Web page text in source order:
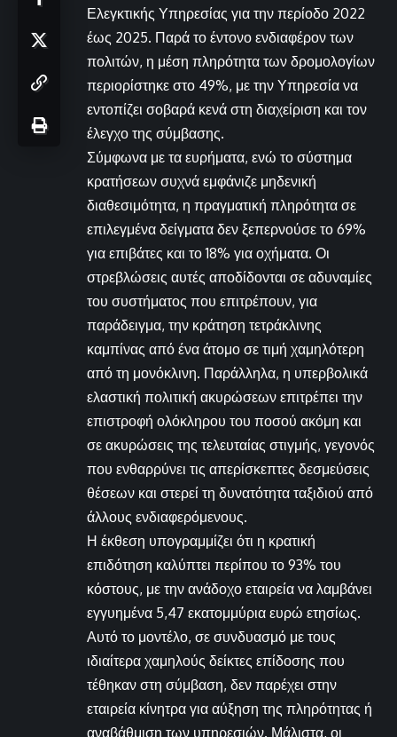
Ελεγκτικής Υπηρεσίας για την περίοδο 2022
έως 2025. Παρά το έντονο ενδιαφέρον των
πολιτών, η μέση πληρότητα των δρομολογίων
περιορίστηκε στο 49%, με την Υπηρεσία να
εντοπίζει σοβαρά κενά στη διαχείριση και τον
έλεγχο της σύμβασης.
Σύμφωνα με τα ευρήματα, ενώ το σύστημα
κρατήσεων συχνά εμφάνιζε μηδενική
διαθεσιμότητα, η πραγματική πληρότητα σε
επιλεγμένα δείγματα δεν ξεπερνούσε το 69%
για επιβάτες και το 18% για οχήματα. Οι
στρεβλώσεις αυτές αποδίδονται σε αδυναμίες
του συστήματος που επιτρέπουν, για
παράδειγμα, την κράτηση τετράκλινης
καμπίνας από ένα άτομο σε τιμή χαμηλότερη
από τη μονόκλινη. Παράλληλα, η υπερβολικά
ελαστική πολιτική ακυρώσεων επιτρέπει την
επιστροφή ολόκληρου του ποσού ακόμη και
σε ακυρώσεις της τελευταίας στιγμής, γεγονός
που ενθαρρύνει τις απερίσκεπτες δεσμεύσεις
θέσεων και στερεί τη δυνατότητα ταξιδιού από
άλλους ενδιαφερόμενους.
Η έκθεση υπογραμμίζει ότι η κρατική
επιδότηση καλύπτει περίπου το 93% του
κόστους, με την ανάδοχο εταιρεία να λαμβάνει
εγγυημένα 5,47 εκατομμύρια ευρώ ετησίως.
Αυτό το μοντέλο, σε συνδυασμό με τους
ιδιαίτερα χαμηλούς δείκτες επίδοσης που
τέθηκαν στη σύμβαση, δεν παρέχει στην
εταιρεία κίνητρα για αύξηση της πληρότητας ή
αναβάθμιση των υπηρεσιών. Μάλιστα, οι